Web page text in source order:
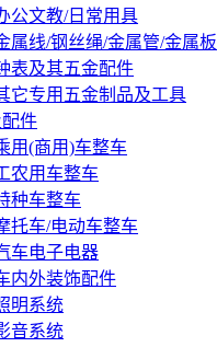
公文教/日常用具
属线/钢丝绳/金属管/金属板
表及其五金配件
它专用五金制品及工具
件
用(商用)车整车
农用车整车
种车整车
托车/电动车整车
车电子电器
内外装饰配件
明系统
音系统